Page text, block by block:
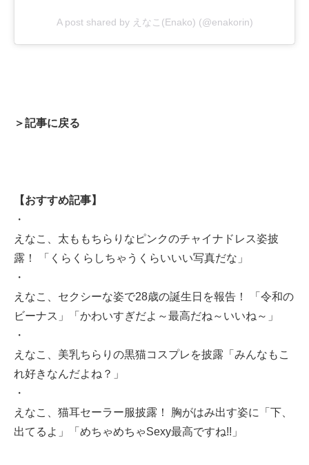
A post shared by えなこ(Enako) (@enakorin)
＞記事に戻る
【おすすめ記事】
・
えなこ、太ももちらりなピンクのチャイナドレス姿披
露！ 「くらくらしちゃうくらいいい写真だな」
・
えなこ、セクシーな姿で28歳の誕生日を報告！ 「令和の
ビーナス」「かわいすぎだよ～最高だね～いいね～」
・
えなこ、美乳ちらりの黒猫コスプレを披露「みんなもこ
れ好きなんだよね？」
・
えなこ、猫耳セーラー服披露！ 胸がはみ出す姿に「下、
出てるよ」「めちゃめちゃSexy最高ですね!!」